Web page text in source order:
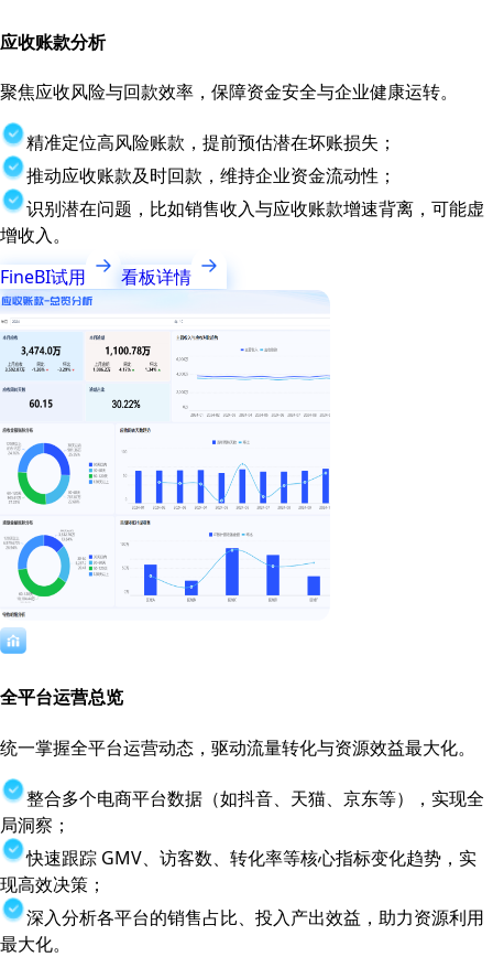
应收账款分析
聚焦应收风险与回款效率，保障资金安全与企业健康运转。
精准定位高风险账款，提前预估潜在坏账损失；
推动应收账款及时回款，维持企业资金流动性；
识别潜在问题，比如销售收入与应收账款增速背离，可能虚
增收入。
FineBI试用
看板详情
全平台运营总览
统一掌握全平台运营动态，驱动流量转化与资源效益最大化。
整合多个电商平台数据（如抖音、天猫、京东等），实现全
局洞察；
快速跟踪 GMV、访客数、转化率等核心指标变化趋势，实
现高效决策；
深入分析各平台的销售占比、投入产出效益，助力资源利用
最大化。